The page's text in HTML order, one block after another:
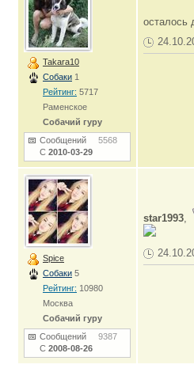
Takara10
Собаки 1
Рейтинг: 5717
Раменское
Собачий гуру
Сообщений 5568
С 2010-03-29
осталось
Spice
Собаки 5
Рейтинг: 10980
Москва
Собачий гуру
Сообщений 9387
С 2008-08-26
star1993,